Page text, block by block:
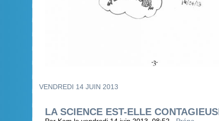
VENDREDI 14 JUIN 2013
LA SCIENCE EST-ELLE